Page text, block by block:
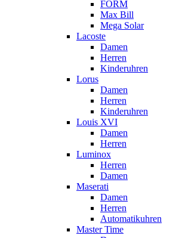
FORM
Max Bill
Mega Solar
Lacoste
Damen
Herren
Kinderuhren
Lorus
Damen
Herren
Kinderuhren
Louis XVI
Damen
Herren
Luminox
Herren
Damen
Maserati
Damen
Herren
Automatikuhren
Master Time